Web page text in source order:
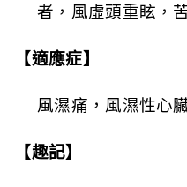
者，風虛頭重眩，
【適應症】
風濕痛，風濕性心
【趣記】